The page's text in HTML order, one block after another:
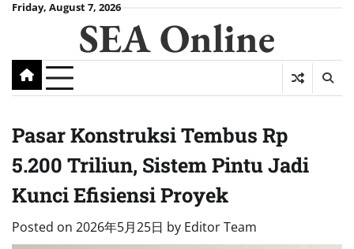
SkipFriday, August 7, 2026
SEA Online
Pasar Konstruksi Tembus Rp
5.200 Triliun, Sistem Pintu Jadi
Kunci Efisiensi Proyek
Posted on 2026年5月25日 by Editor Team